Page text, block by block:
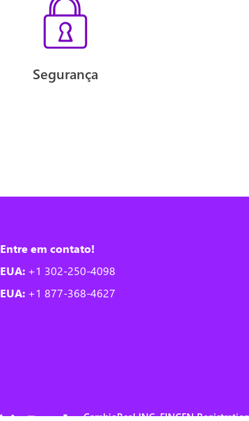
Segurança
Entre em contato!
EUA: +1 302-250-4098
EUA: +1 877-368-4627
CambioReal INC, FINCEN